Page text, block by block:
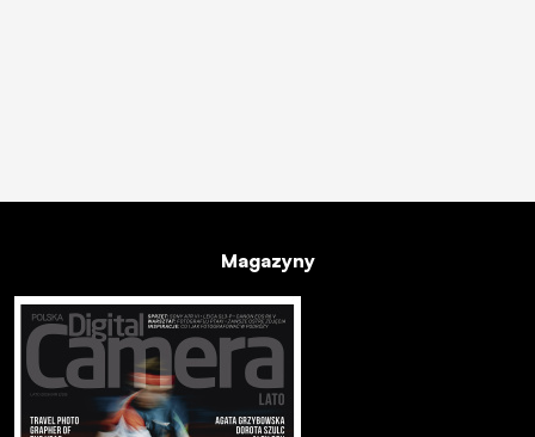
Magazyny